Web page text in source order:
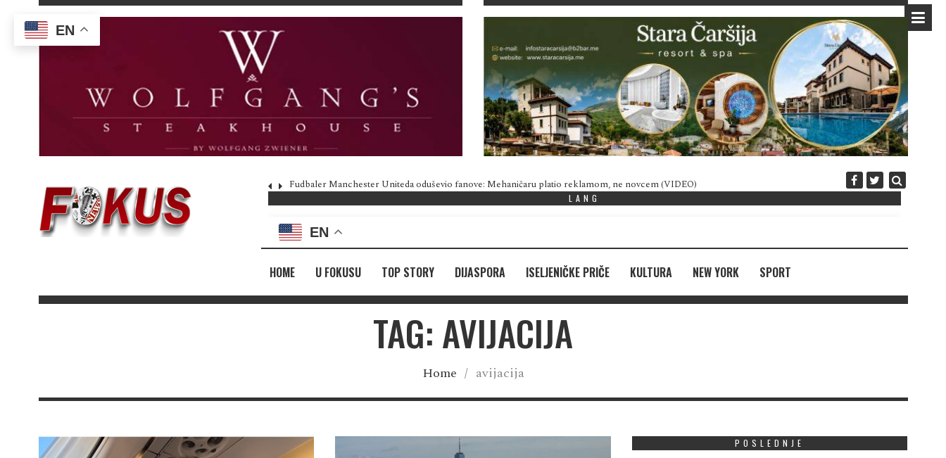
Fudbaler Manchester Uniteda oduševio fanove: Mehaničaru platio reklamom, ne novcem (VIDEO) Diplomatija po
LANG
EN
HOME U FOKUSU TOP STORY DIJASPORA ISELJENIČKE PRIČE KULTURA NEW YORK SPORT
TAG: AVIJACIJA
Home / avijacija
POSLEDNJE
EN